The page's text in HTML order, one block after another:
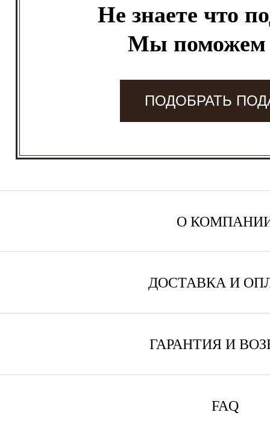
Не знаете что
Мы
ПОДОБРАТЬ
О
ДОСТАВКА И
ГАРАНТИЯ И
FAQ